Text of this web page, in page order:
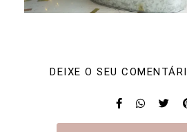
DEIXE O SEU